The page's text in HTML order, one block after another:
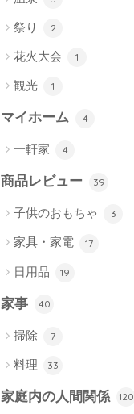
祭り 2
花火大会 1
観光 1
マイホーム 4
一軒家 4
商品レビュー 39
子供のおもちゃ 3
家具・家電 17
日用品 19
家事 40
掃除 7
料理 33
家庭内の人間関係 120